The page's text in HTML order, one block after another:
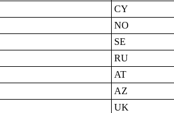
CY
NO
SE
RU
AT
AZ
UK